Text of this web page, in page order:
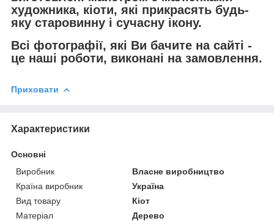
художника, кіоти, які прикрасять будь-
яку старовинну і сучасну ікону.
Всі фотографії, які Ви бачите на сайті -
це наші роботи, виконані на замовлення.
Приховати
Характеристики
Основні
Виробник
Власне виробництво
Країна виробник
Україна
Вид товару
Кіот
Матеріал
Дерево